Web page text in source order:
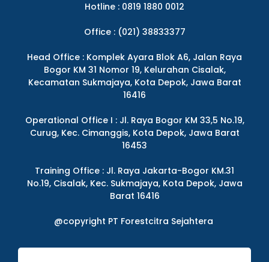
Hotline : 0819 1880 0012
Office : (021) 38833377
Head Office : Komplek Ayara Blok A6, Jalan Raya
Bogor KM 31 Nomor 19, Kelurahan Cisalak,
Kecamatan Sukmajaya, Kota Depok, Jawa Barat
16416
Operational Office I : Jl. Raya Bogor KM 33,5 No.19,
Curug, Kec. Cimanggis, Kota Depok, Jawa Barat
16453
Training Office : Jl. Raya Jakarta-Bogor KM.31
No.19, Cisalak, Kec. Sukmajaya, Kota Depok, Jawa
Barat 16416
@copyright PT Forestcitra Sejahtera